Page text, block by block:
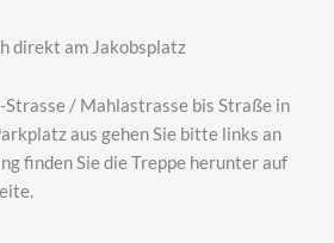
direkt am Jakobsplatz
/ Mahlastrasse bis Straße in
aus gehen Sie bitte links an
finden Sie die Treppe herunter auf